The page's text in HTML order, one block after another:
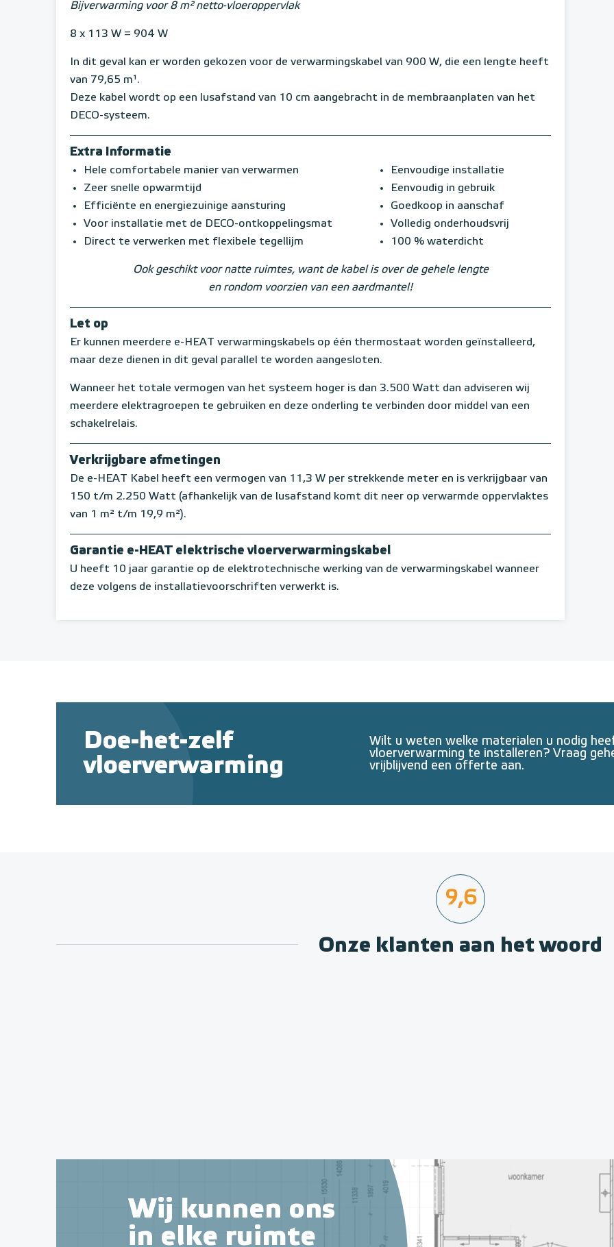
Bijverwarming voor 8 m² netto-vloeroppervlak
8 x 113 W = 904 W
In dit geval kan er worden gekozen voor de verwarmingskabel van 900 W, die een lengte heeft
van 79,65 m¹.
Deze kabel wordt op een lusafstand van 10 cm aangebracht in de membraanplaten van het
DECO-systeem.
Extra Informatie
Hele comfortabele manier van verwarmen
Zeer snelle opwarmtijd
Efficiënte en energiezuinige aansturing
Voor installatie met de DECO-ontkoppelingsmat
Direct te verwerken met flexibele tegellijm
Eenvoudige installatie
Eenvoudig in gebruik
Goedkoop in aanschaf
Volledig onderhoudsvrij
100 % waterdicht
Ook geschikt voor natte ruimtes, want de kabel is over de gehele lengte
en rondom voorzien van een aardmantel!
Let op
Er kunnen meerdere e-HEAT verwarmingskabels op één thermostaat worden geïnstalleerd,
maar deze dienen in dit geval parallel te worden aangesloten.
Wanneer het totale vermogen van het systeem hoger is dan 3.500 Watt dan adviseren wij
meerdere elektragroepen te gebruiken en deze onderling te verbinden door middel van een
schakelrelais.
Verkrijgbare afmetingen
De e-HEAT Kabel heeft een vermogen van 11,3 W per strekkende meter en is verkrijgbaar van
150 t/m 2.250 Watt (afhankelijk van de lusafstand komt dit neer op verwarmde oppervlaktes
van 1 m² t/m 19,9 m²).
Garantie e-HEAT elektrische vloerverwarmingskabel
U heeft 10 jaar garantie op de elektrotechnische werking van de verwarmingskabel wanneer
deze volgens de installatievoorschriften verwerkt is.
Doe-het-zelf
vloerverwarming
Wilt u weten welke materialen u nodig
vloerverwarming te installeren? Vraag
vrijblijvend een offerte aan.
9,6
Onze klanten aan het woord
Wij kunnen ons
in elke ruimte